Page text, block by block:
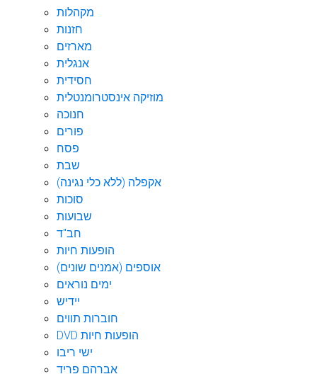
מקהלות
חזנות
מארזים
אנגלית
חסידית
מוזיקה אינסטרומנטלית
חנוכה
פורים
פסח
שבת
אקפלה (ללא כלי נגינה)
סוכות
שבועות
חב"ד
הופעות חיות
אוספים (אמנים שונים)
ימים נוראים
יידיש
חוברות תווים
DVD הופעות חיות
ישי ריבו
אברהם פריד